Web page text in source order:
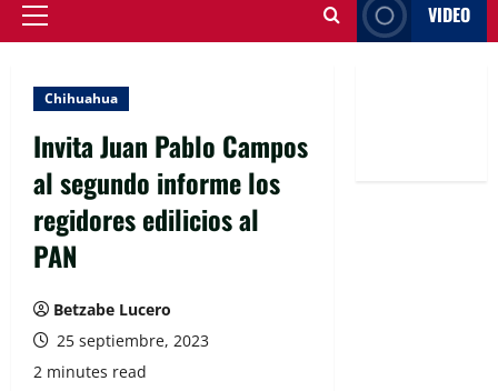
Primary
VIDEO
Chihuahua
Invita Juan Pablo Campos
al segundo informe los
regidores edilicios al
PAN
Betzabe Lucero
25 septiembre, 2023
2 minutes read